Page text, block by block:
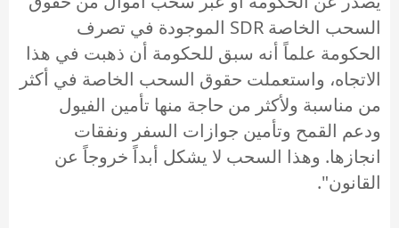
السحب الخاصة SDR الموجودة في تصرف
الحكومة علماً أنه سبق للحكومة أن ذهبت في هذا
الاتجاه، واستعملت حقوق السحب الخاصة في أكثر
من مناسبة ولأكثر من حاجة منها تأمين الفيول
ودعم القمح وتأمين جوازات السفر ونفقات
انجازها. وهذا السحب لا يشكل أبداً خروجاً عن
القانون".